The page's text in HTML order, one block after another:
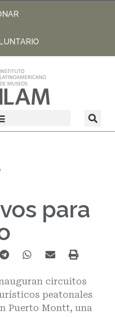
para
circuitos
peatonales
Puerto Montt, una